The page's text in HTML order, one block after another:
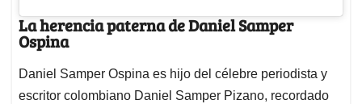
La herencia paterna de Daniel Samper
Ospina
Daniel Samper Ospina es hijo del célebre periodista y
escritor colombiano Daniel Samper Pizano, recordado